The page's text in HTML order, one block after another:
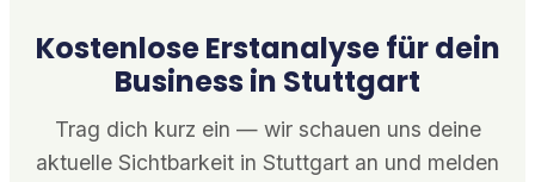
Kostenlose Erstanalyse für dein
Business in Stuttgart
Trag dich kurz ein — wir schauen uns deine
aktuelle Sichtbarkeit in Stuttgart an und melden